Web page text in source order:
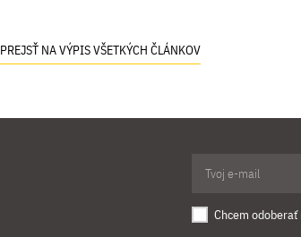
PREJSŤ NA VÝPIS VŠETKÝCH ČLÁNKOV
Chcem